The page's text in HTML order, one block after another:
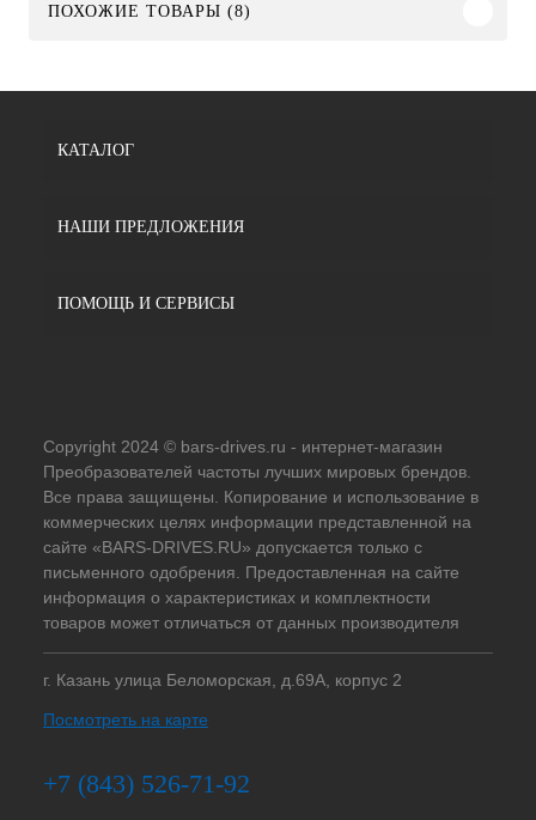
ПОХОЖИЕ ТОВАРЫ (8)
КАТАЛОГ
НАШИ ПРЕДЛОЖЕНИЯ
ПОМОЩЬ И СЕРВИСЫ
Copyright 2024 © bars-drives.ru - интернет-магазин
Преобразователей частоты лучших мировых брендов.
Все права защищены. Копирование и использование в
коммерческих целях информации представленной на
сайте «BARS-DRIVES.RU» допускается только с
письменного одобрения. Предоставленная на сайте
информация о характеристиках и комплектности
товаров может отличаться от данных производителя
г. Казань улица Беломорская, д.69А, корпус 2
Посмотреть на карте
+7 (843) 526-71-92